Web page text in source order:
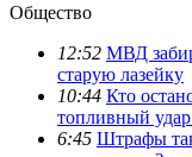
Общество
12:52 МВД
старую лазейку
10:44 Кто
топливный
6:45 Штрафы